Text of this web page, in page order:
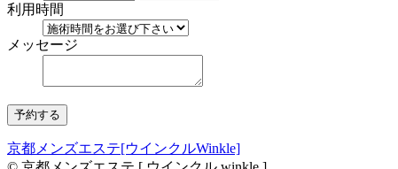
利用時間
メッセージ
京都メンズエステ[ウインクルWinkle]